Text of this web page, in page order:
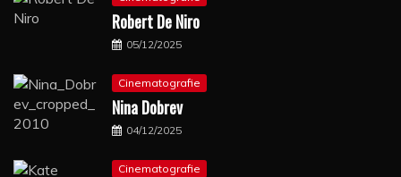
Robert De Niro
05/12/2025
Cinematografie
Nina Dobrev
04/12/2025
Cinematografie